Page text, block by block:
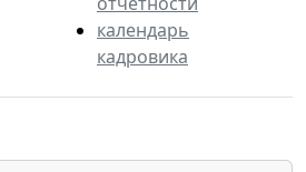
календарь
кадровика